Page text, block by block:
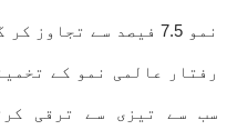
نمو 7.5 فیصد سے
رفتار عالمی نمو کے
سب سے تیزی سے ترقی